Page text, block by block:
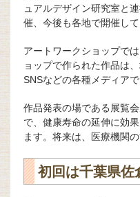
ュアルデザイン研究室と
催、今後も各地で開催して
アートワークショップで
ョップで作られた作品は
SNSなどの各種メディアで
作品発表の場である展覧
で、健康寿命の延伸に効
ます。将来は、医療機関
初回は千葉県佐